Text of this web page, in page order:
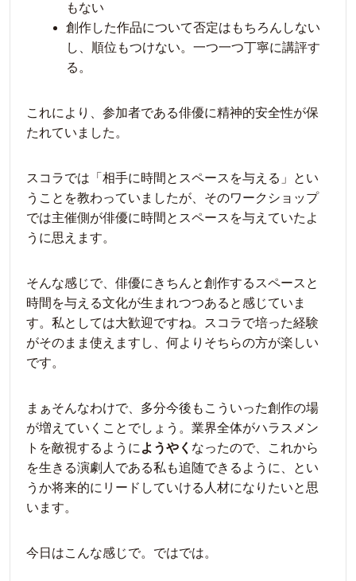
もない
創作した作品について否定はもちろんしない
し、順位もつけない。一つ一つ丁寧に講評す
る。
これにより、参加者である俳優に精神的安全性が保
たれていました。
スコラでは「相手に時間とスペースを与える」とい
うことを教わっていましたが、そのワークショップ
では主催側が俳優に時間とスペースを与えていたよ
うに思えます。
そんな感じで、俳優にきちんと創作するスペースと
時間を与える文化が生まれつつあると感じていま
す。私としては大歓迎ですね。スコラで培った経験
がそのまま使えますし、何よりそちらの方が楽しい
です。
まぁそんなわけで、多分今後もこういった創作の場
が増えていくことでしょう。業界全体がハラスメン
トを敵視するように ようやく なったので、これから
を生きる演劇人である私も追随できるように、とい
うか将来的にリードしていける人材になりたいと思
います。
今日はこんな感じで。ではでは。